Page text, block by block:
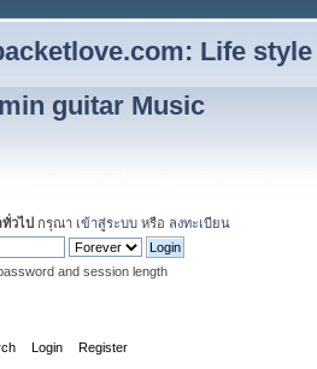
Life
guitar Music
วไป กรุณา เข้าสู่ระบบ หรือ ลงทะเบียน
and session length
Login Register